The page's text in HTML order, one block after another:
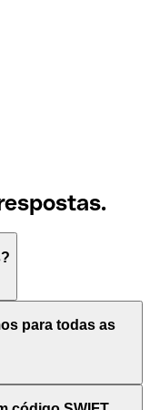
Worldwide
(Sociedade para
onde se
outro lado, BIC
para todas as